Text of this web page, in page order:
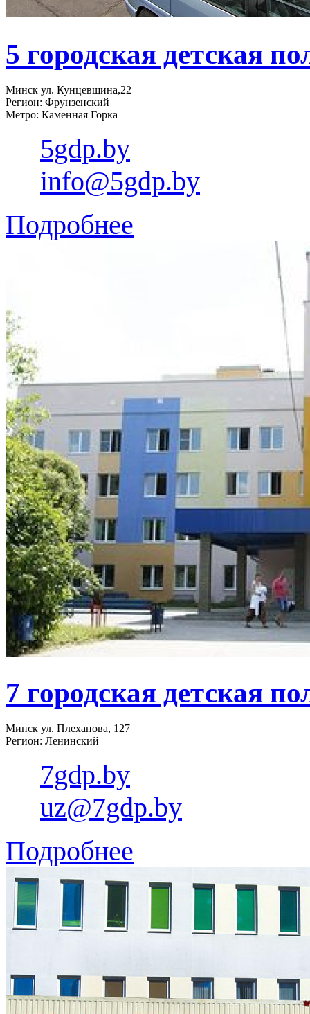
5 городская детская
Минск ул. Кунцевщина,22
Регион: Фрунзенский
Метро: Каменная Горка
5gdp.by
info@5gdp.by
Подробнее
7 городская детская
Минск ул. Плеханова, 127
Регион: Ленинский
7gdp.by
uz@7gdp.by
Подробнее